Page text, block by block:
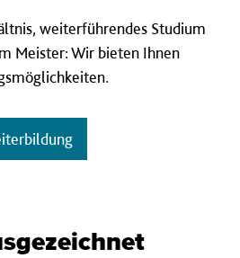
weiterführendes Studium
Meister: Wir bieten Ihnen